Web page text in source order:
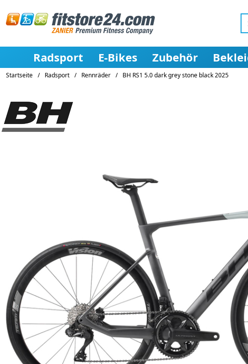
Radsport E-Bikes Zubehör
Startseite / Radsport / Rennräder / BH RS1 5.0 dark grey stone black 2025